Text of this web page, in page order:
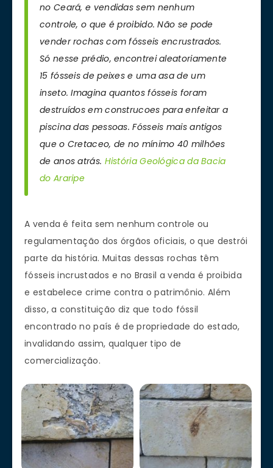
no Ceará, e vendidas sem nenhum
controle, o que é proibido. Não se pode
vender rochas com fósseis encrustrados.
Só nesse prédio, encontrei aleatoriamente
15 fósseis de peixes e uma asa de um
inseto. Imagina quantos fósseis foram
destruídos em construcoes para enfeitar a
piscina das pessoas. Fósseis mais antigos
que o Cretaceo, de no mínimo 40 milhões
de anos atrás. História Geológica da Bacia
do Araripe
A venda é feita sem nenhum controle ou
regulamentação dos órgãos oficiais, o que destrói
parte da história. Muitas dessas rochas têm
fósseis incrustados e no Brasil a venda é proibida
e estabelece crime contra o patrimônio. Além
disso, a constituição diz que todo fóssil
encontrado no país é de propriedade do estado,
invalidando assim, qualquer tipo de
comercialização.